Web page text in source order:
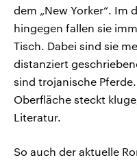
dem „New Yorker“. Im
hingegen fallen sie
Tisch. Dabei sind sie
distanziert
sind trojanische
Oberfläche steckt
Literatur.
So auch der aktuelle